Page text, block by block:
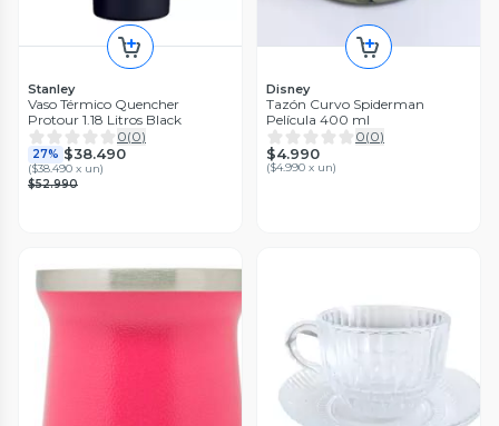
Stanley
Vaso Térmico Quencher
Protour 1.18 Litros Black
0(0)
27% $38.490
($38.490 x un)
$52.990
Disney
Tazón Curvo Spiderman
Película 400 ml
0(0)
$4.990
($4.990 x un)